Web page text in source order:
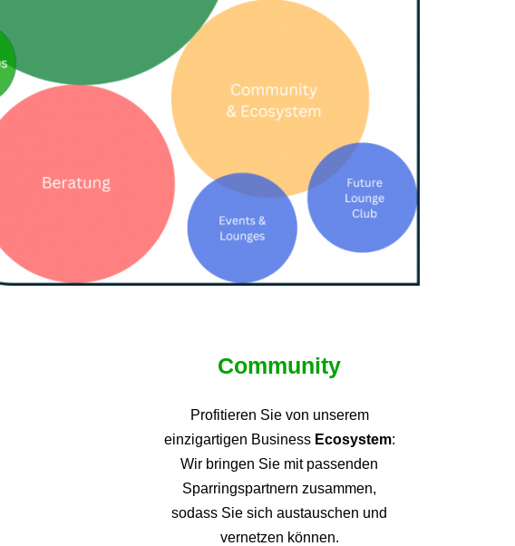
Community
Profitieren Sie von unserem
einzigartigen Business Ecosystem:
Wir bringen Sie mit passenden
Sparringspartnern zusammen,
sodass Sie sich austauschen und
vernetzen können.